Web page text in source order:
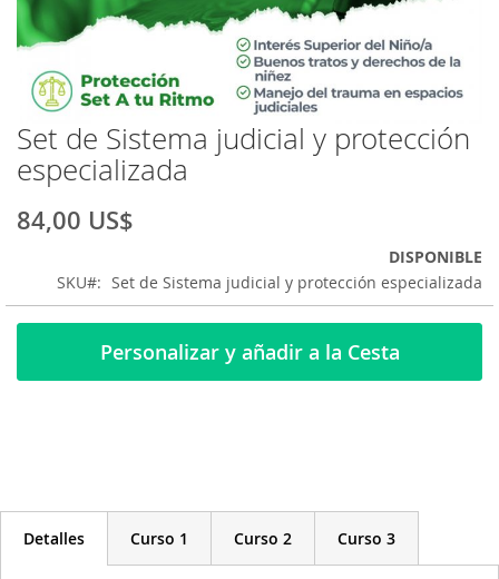
Set de Sistema judicial y protección
especializada
84,00 US$
DISPONIBLE
SKU
Set de Sistema judicial y protección especializada
Personalizar y añadir a la Cesta
Saltar
al
comienzo
la
imágenes
Detalles Curso 1 Curso 2 Curso 3